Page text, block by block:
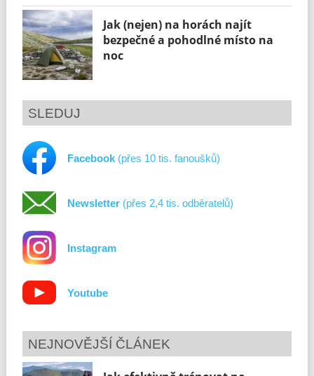
Jak (nejen) na horách najít
bezpečné a pohodlné místo na
noc
SLEDUJ
Facebook (přes 10 tis. fanoušků)
Newsletter (přes 2,4 tis. odběratelů)
Instagram
Youtube
NEJNOVĚJŠÍ ČLÁNEK